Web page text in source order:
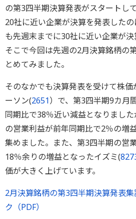
の第3四半期決算発表がスタートし
20社に近い企業が決算を発表した
も先週末までに30社に近い企業が決
そこで今回は先週の2月決算銘柄の
とめてみました。
そのなかでも決算発表を受けて株
ーソン(2651）で、第3四半期9カ月
同期比で38％近い減益となりまし
の営業利益が前年同期比で2％の増
集めました。また、第3四半期の営
18％余りの増益となったイズミ(
価が大きく上げています。
2月決算銘柄の第3四半期決算発表
ク（PDF）